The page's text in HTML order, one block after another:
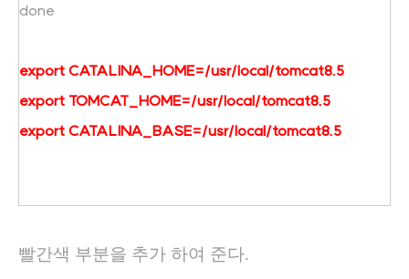
done
export CATALINA_HOME=/usr/local/tomcat8.5
export TOMCAT_HOME=/usr/local/tomcat8.5
export CATALINA_BASE=/usr/local/tomcat8.5
빨간색 부분을 추가 하여 준다.